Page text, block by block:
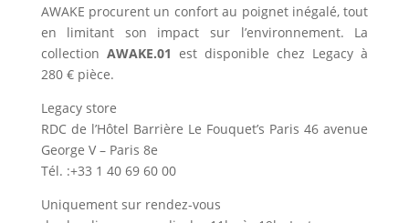
AWAKE procurent un confort au poignet inégalé, tout
en limitant son impact sur l’environnement. La
collection AWAKE.01 est disponible chez Legacy à
280 € pièce.
Legacy store
RDC de l’Hôtel Barrière Le Fouquet’s Paris 46 avenue
George V – Paris 8e
Tél. :+33 1 40 69 60 00
Uniquement sur rendez-vous